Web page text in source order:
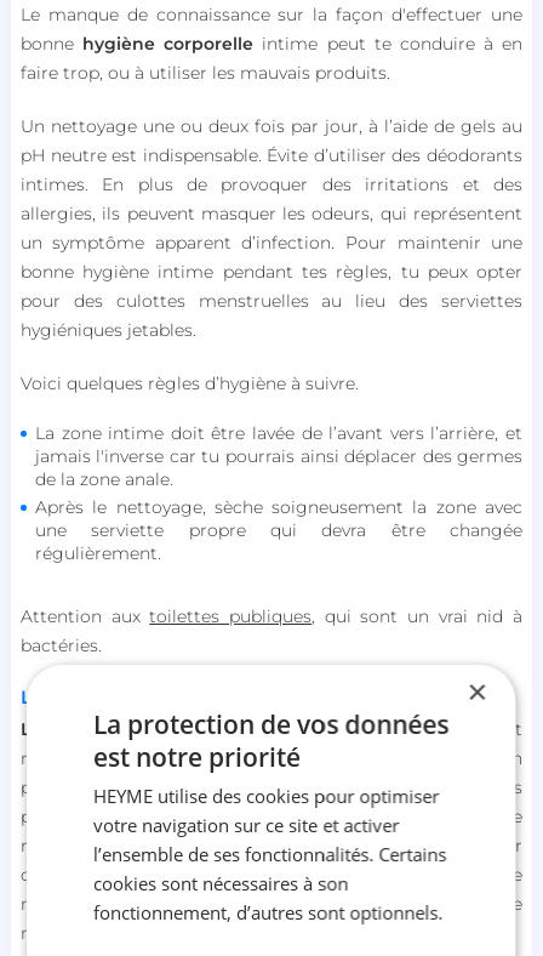
Le manque de connaissance sur la façon d'effectuer une
bonne hygiène corporelle intime peut te conduire à en
faire trop, ou à utiliser les mauvais produits.
Un nettoyage une ou deux fois par jour, à l’aide de gels au
pH neutre est indispensable. Évite d’utiliser des déodorants
intimes. En plus de provoquer des irritations et des
allergies, ils peuvent masquer les odeurs, qui représentent
un symptôme apparent d’infection. Pour maintenir une
bonne hygiène intime pendant tes règles, tu peux opter
pour des culottes menstruelles au lieu des serviettes
hygiéniques jetables.
Voici quelques règles d’hygiène à suivre.
La zone intime doit être lavée de l’avant vers l’arrière, et
jamais l'inverse car tu pourrais ainsi déplacer des germes
de la zone anale.
Après le nettoyage, sèche soigneusement la zone avec
une serviette propre qui devra être changée
régulièrement.
Attention auxtoilettes publiques , qui sont un vrai nid à
bactéries.
L'hygiène du nez
L’hygiène corporelleinclut aussi l’hygiène du nez, souvent
négligée mais qui doit faire l'objet d'une attention
particulière. Élimine de manière régulière les sécrétions
présentes dans les cavités nasales pour assurer une
respiration optimale et éviter aux bactéries de s’infiltrer
dans ton organisme. Tu peux utiliser une lotion à l’eau de
mer. Grâce à son effet fluidifiant, elle te permettra de
nettoyer ton nez parfaitement.
×
La protection de vos données
est notre priorité
HEYME utilise des cookies pour optimiser
votre navigation sur ce site et activer
l’ensemble de ses fonctionnalités. Certains
cookies sont nécessaires à son
fonctionnement, d’autres sont optionnels.